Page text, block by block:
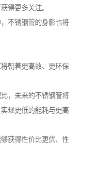
得更多关注。
不锈钢管的身影也将
朝着更高效、更环保
，未来的不锈钢管将
现更低的能耗与更高
获得性价比更优、性